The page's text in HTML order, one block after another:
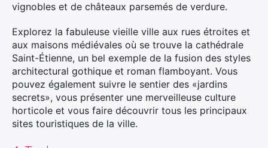
vignobles et de châteaux parsemés de verdure.
Explorez la fabuleuse vieille ville aux rues étroites et
aux maisons médiévales où se trouve la cathédrale
Saint-Étienne, un bel exemple de la fusion des styles
architectural gothique et roman flamboyant. Vous
pouvez également suivre le sentier des «jardins
secrets», vous présenter une merveilleuse culture
horticole et vous faire découvrir tous les principaux
sites touristiques de la ville.